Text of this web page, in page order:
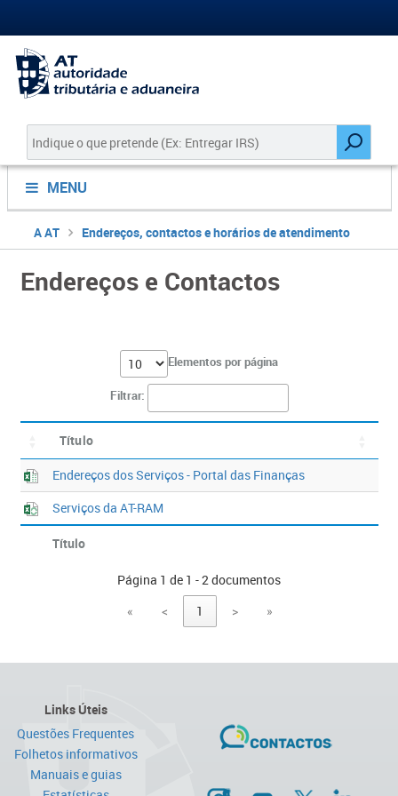
MENU
A AT Endereços, contactos e horários de atendimento
Endereços e Contactos
Elementos por página
Filtrar:
Título
Endereços dos Serviços - Portal das Finanças
Serviços da AT-RAM
Título
Página 1 de 1 - 2 documentos
«
< 1 > »
Links Úteis
Questões Frequentes
Folhetos informativos
Manuais e guias